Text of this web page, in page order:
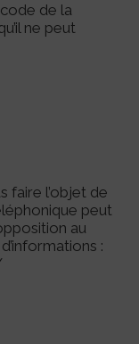
de la
ne peut
faire l’objet de
peut
au
: